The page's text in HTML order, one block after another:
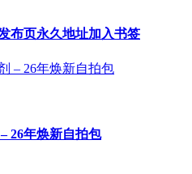
布页永久地址加入书签
26年焕新自拍包